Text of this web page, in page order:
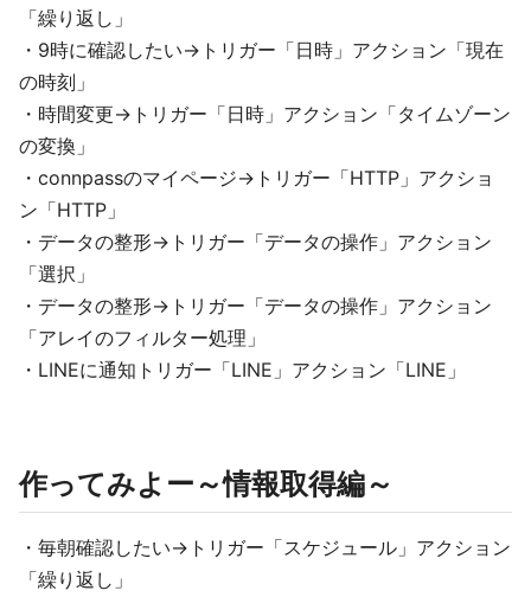
「繰り返し」
・9時に確認したい→トリガー「日時」アクション「現在
の時刻」
・時間変更→トリガー「日時」アクション「タイムゾーン
の変換」
・connpassのマイページ→トリガー「HTTP」アクショ
ン「HTTP」
・データの整形→トリガー「データの操作」アクション
「選択」
・データの整形→トリガー「データの操作」アクション
「アレイのフィルター処理」
・LINEに通知トリガー「LINE」アクション「LINE」
作ってみよー～情報取得編～
・毎朝確認したい→トリガー「スケジュール」アクション
「繰り返し」